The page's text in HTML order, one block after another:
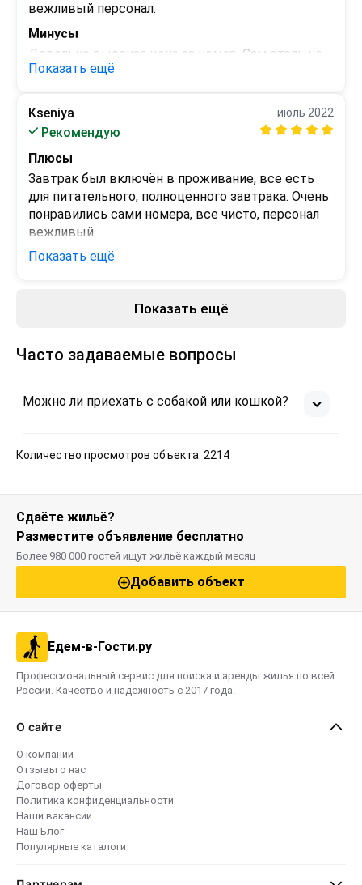
вежливый персонал.
Минусы
Довольно высокая цена за номер. Сам отель не
плохой, но уже далеко не новый. Были проблемы
вода
Показать ещё
Kseniya
Рекомендую
июль 2022
Плюсы
Завтрак был включён в проживание, все есть
для питательного, полноценного завтрака. Очень
понравились сами номера, все чисто, персонал
вежливый
Минусы
Показать ещё
Показать ещё
Часто задаваемые вопросы
Можно ли приехать с собакой или кошкой?
Количество просмотров объекта: 2214
Сдаёте жильё?
Разместите объявление бесплатно
Более 980 000 гостей ищут жильё каждый месяц
Добавить объект
Едем-в-Гости.ру
Профессиональный сервис для поиска и аренды жилья по всей
России. Качество и надежность с 2017 года.
О сайте
О компании
Отзывы о нас
Договор оферты
Политика конфиденциальности
Наши вакансии
Наш Блог
Популярные каталоги